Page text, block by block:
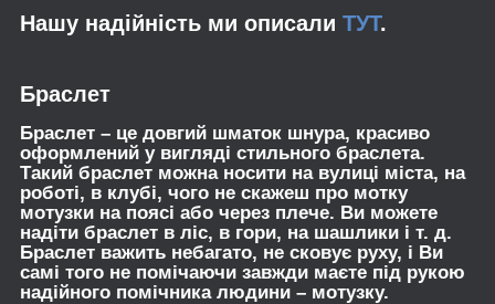
Нашу надійність ми описали ТУТ.
Браслет
Браслет – це довгий шматок шнура, красиво
оформлений у вигляді стильного браслета.
Такий браслет можна носити на вулиці міста, на
роботі, в клубі, чого не скажеш про мотку
мотузки на поясі або через плече. Ви можете
надіти браслет в ліс, в гори, на шашлики і т. д.
Браслет важить небагато, не сковує руху, і Ви
самі того не помічаючи завжди маєте під рукою
надійного помічника людини – мотузку.